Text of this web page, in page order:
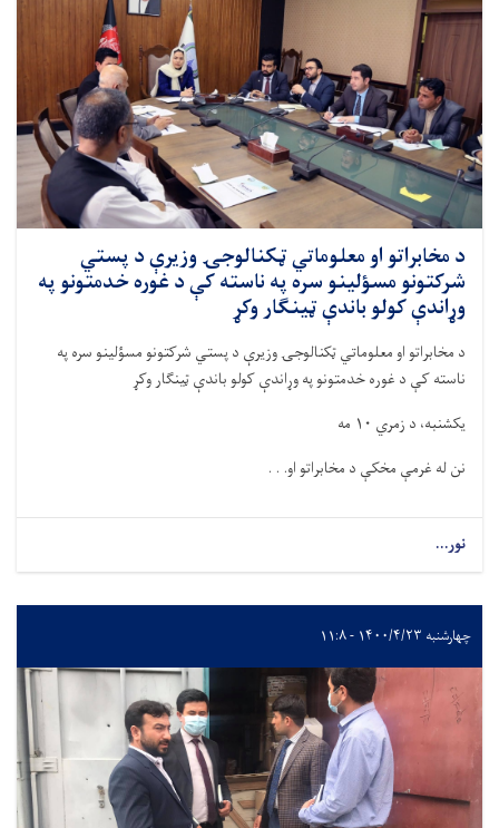
د مخابراتو او معلوماتي ټکنالوجۍ وزیرې د پستي
شرکتونو مسؤلینو سره په ناسته کې د غوره خدمتونو په
وړاندې کولو باندې ټینګار وکړ
د مخابراتو او معلوماتي ټکنالوجۍ وزیرې د پستي شرکتونو مسؤلینو سره په
ناسته کې د غوره خدمتونو په وړاندې کولو باندې ټینګار وکړ
یکشنبه، د زمري ۱۰ مه
نن له غرمې مخکې د مخابراتو او. . .
نور...
چهارشنبه ۱۴۰۰/۴/۲۳ - ۱۱:۸